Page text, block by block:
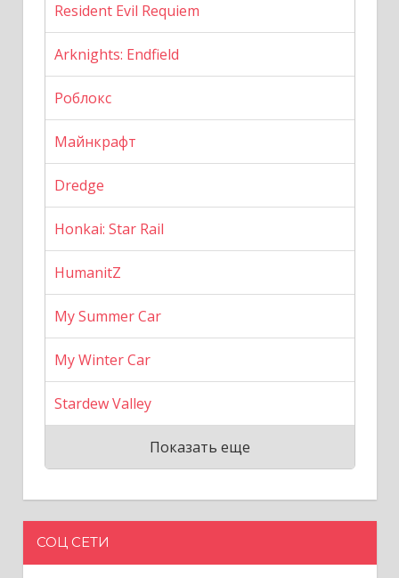
Resident Evil Requiem
Arknights: Endfield
Роблокс
Майнкрафт
Dredge
Honkai: Star Rail
HumanitZ
My Summer Car
My Winter Car
Stardew Valley
Показать еще
СОЦ СЕТИ